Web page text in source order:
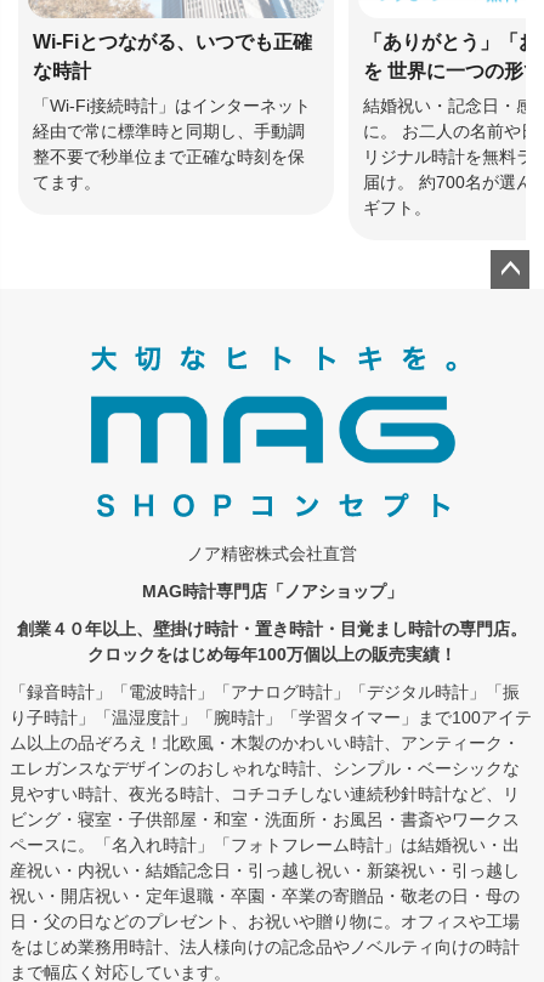
Wi-Fiとつながる、いつでも正確
な時計
「Wi-Fi接続時計」はインターネット
経由で常に標準時と同期し、手動調
整不要で秒単位まで正確な時刻を保
てます。
「ありがとう」「
を 世界に一つの形
結婚祝い・記念日・感
に。 お二人の名前や日
リジナル時計を無料ラ
届け。 約700名が選ん
ギフト。
ノア精密株式会社直営
MAG時計専門店「ノアショップ」
創業４０年以上、壁掛け時計・置き時計・目覚まし時計の専門店。
クロックをはじめ毎年100万個以上の販売実績！
「録音時計」「電波時計」「アナログ時計」「デジタル時計」「振
り子時計」「温湿度計」「腕時計」「学習タイマー」まで100アイテ
ム以上の品ぞろえ！北欧風・木製のかわいい時計、アンティーク・
エレガンスなデザインのおしゃれな時計、シンプル・ベーシックな
見やすい時計、夜光る時計、コチコチしない連続秒針時計など、リ
ビング・寝室・子供部屋・和室・洗面所・お風呂・書斎やワークス
ペースに。「名入れ時計」「フォトフレーム時計」は結婚祝い・出
産祝い・内祝い・結婚記念日・引っ越し祝い・新築祝い・引っ越し
祝い・開店祝い・定年退職・卒園・卒業の寄贈品・敬老の日・母の
日・父の日などのプレゼント、お祝いや贈り物に。オフィスや工場
をはじめ業務用時計、法人様向けの記念品やノベルティ向けの時計
まで幅広く対応しています。